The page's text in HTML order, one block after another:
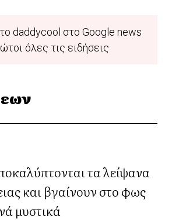
daddycool στο Google news
όλες τις ειδήσεις
τα λείψανα
και βγαίνουν στο φως
μυστικά